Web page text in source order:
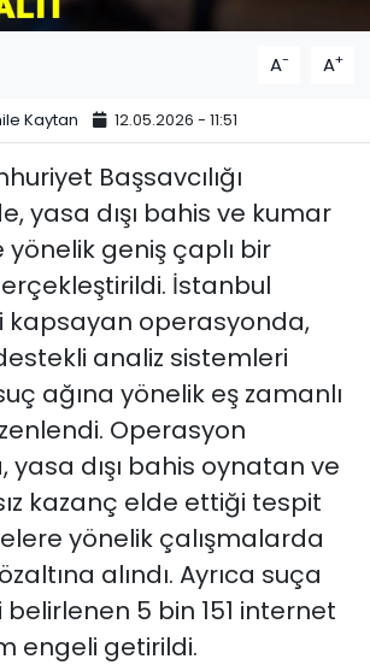
A- A+
Kaytan 12.05.2026 - 11:51
Başsavcılığı
yasa dışı bahis ve kumar
geniş çaplı bir
İstanbul
kapsayan operasyonda,
analiz sistemleri
ağına yönelik eş zamanlı
Operasyon
yasa dışı bahis oynatan ve
kazanç elde ettiği tespit
yönelik çalışmalarda
alındı. Ayrıca suça
belirlenen 5 bin 151 internet
engeli getirildi.